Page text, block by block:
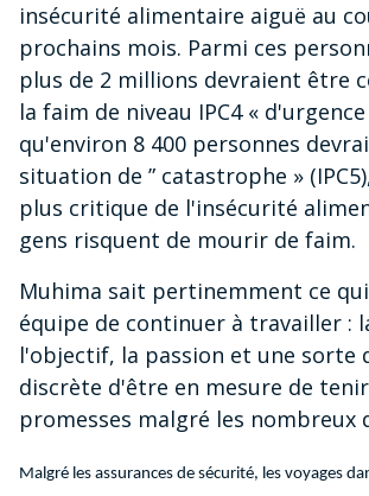
insécurité alimentaire aiguë au
prochains mois. Parmi ces
plus de 2 millions devraient être
la faim de niveau IPC4 «
qu'environ 8 400 personnes
situation de ” catastrophe »
plus critique de l'insécurité
gens risquent de mourir de faim.
Muhima sait pertinemment ce
équipe de continuer à travailler :
l'objectif, la passion et une sorte
discrète d'être en mesure de
promesses malgré les nombreux
Malgré les assurances de sécurité, les voyages